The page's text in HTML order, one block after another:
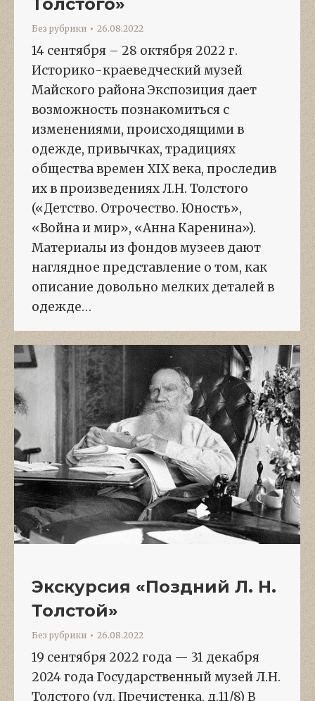
Без рубрики 26.08.2022
14 сентября – 28 октября 2022 г.
Историко-краеведческий музей
Майского района Экспозиция дает
возможность познакомиться с
изменениями, происходящими в
одежде, привычках, традициях
общества времен XIX века, проследив
их в произведениях Л.Н. Толстого
(«Детство. Отрочество. Юность»,
«Война и мир», «Анна Каренина»).
Материалы из фондов музеев дают
наглядное представление о том, как
описание довольно мелких деталей в
одежде…
Экскурсия «Поздний Л. Н.
Толстой»
Без рубрики 26.08.2022
19 сентября 2022 года — 31 декабря
2024 года Государственный музей Л.Н.
Толстого (ул. Пречистенка, д.11/8) В